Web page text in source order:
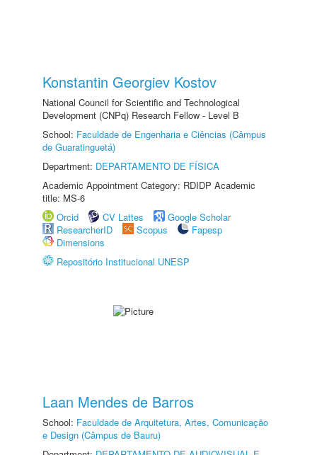
Konstantin Georgiev Kostov
National Council for Scientific and Technological
Development (CNPq) Research Fellow - Level B
School: Faculdade de Engenharia e Ciências (Câmpus
de Guaratinguetá)
Department: DEPARTAMENTO DE FÍSICA
Academic Appointment Category: RDIDP Academic
title: MS-6
Orcid
CV Lattes
Google Scholar
ResearcherID
Scopus
Fapesp
Dimensions
Repositório Institucional UNESP
Laan Mendes de Barros
School: Faculdade de Arquitetura, Artes, Comunicação
e Design (Câmpus de Bauru)